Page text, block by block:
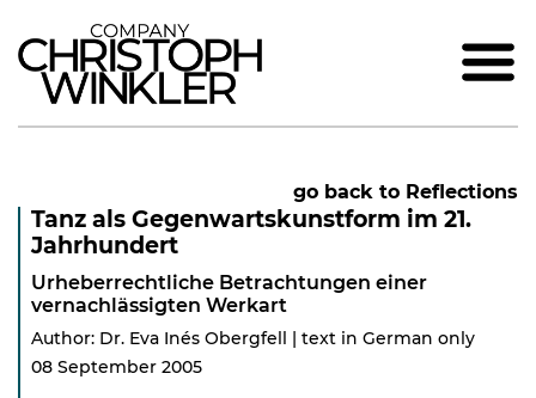
go back to Reflections
Tanz als Gegenwartskunstform im 21.
Jahrhundert
Urheberrechtliche Betrachtungen einer
vernachlässigten Werkart
Author: Dr. Eva Inés Obergfell | text in German only
08 September 2005